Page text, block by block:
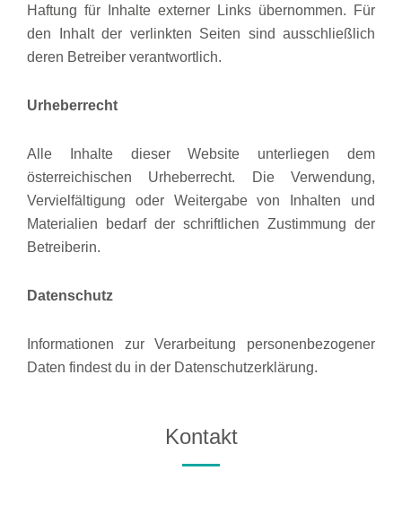
Haftung für Inhalte externer Links übernommen. Für
den Inhalt der verlinkten Seiten sind ausschließlich
deren Betreiber verantwortlich.
Urheberrecht
Alle Inhalte dieser Website unterliegen dem
österreichischen Urheberrecht. Die Verwendung,
Vervielfältigung oder Weitergabe von Inhalten und
Materialien bedarf der schriftlichen Zustimmung der
Betreiberin.
Datenschutz
Informationen zur Verarbeitung personenbezogener
Daten findest du in der Datenschutzerklärung.
Kontakt